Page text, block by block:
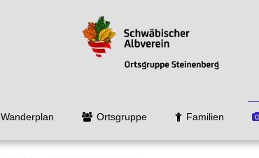
Wanderplan Ortsgruppe Familien